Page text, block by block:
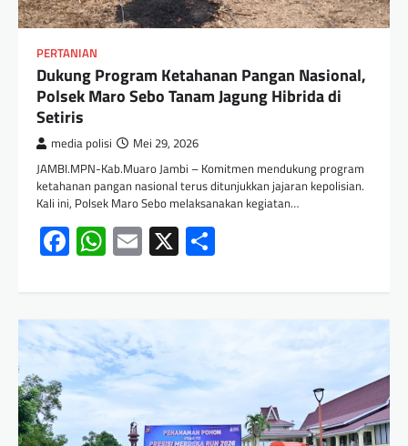
PERTANIAN
Dukung Program Ketahanan Pangan Nasional,
Polsek Maro Sebo Tanam Jagung Hibrida di
Setiris
media polisi Mei 29, 2026
JAMBI.MPN-Kab.Muaro Jambi – Komitmen mendukung program
ketahanan pangan nasional terus ditunjukkan jajaran kepolisian.
Kali ini, Polsek Maro Sebo melaksanakan kegiatan…
Facebook
WhatsApp
Email
X